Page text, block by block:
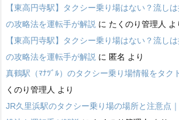
【東高円寺駅】タクシー乗り場はない？流し
の攻略法を運転手が解説 に たくのり管理人 よ
【東高円寺駅】タクシー乗り場はない？流し
の攻略法を運転手が解説 に 匿名 より
真鶴駅（ﾏﾅﾂﾞﾙ）のタクシー乗り場情報をタク
くのり管理人 より
JR久里浜駅のタクシー乗り場の場所と注意点